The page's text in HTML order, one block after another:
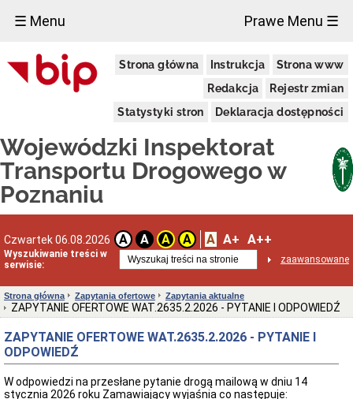
☰ Menu Prawe Menu ☰
Strona główna Instrukcja
Strona www
Redakcja
Rejestr zmian
Statystyki stron
Deklaracja dostępności
Wojewódzki Inspektorat
Transportu Drogowego w
Poznaniu
Czwartek 06.08.2026 A A A A A A+ A++
Wyszukiwanie treści w
serwisie:
zaawansowane
Wojewódzki
Inspektorat
Transportu
Status
prawny
Opis
zadań
urzędu
Organizacja
działalności
i
kompetencje
Kontrola
w
siedzibie
Uprawnienia
Inspektorów
Sposoby
przyjmowania
Strona główna Zapytania ofertowe Zapytania aktualne
ZAPYTANIE OFERTOWE WAT.2635.2.2026 - PYTANIE I ODPOWIEDŹ
ZAPYTANIE OFERTOWE WAT.2635.2.2026 - PYTANIE I
ODPOWIEDŹ
W odpowiedzi na przesłane pytanie drogą mailową w dniu 14
stycznia 2026 roku Zamawiający wyjaśnia co następuje:
×